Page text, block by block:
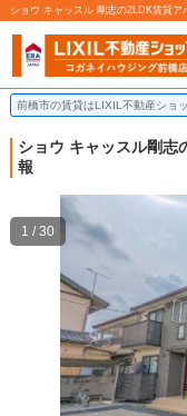
ショウ キャッスル 剛志の2LDK賃貸
前橋市の賃貸はLIXIL不動産ショ
ショウ キャッスル剛志
報
1 / 30